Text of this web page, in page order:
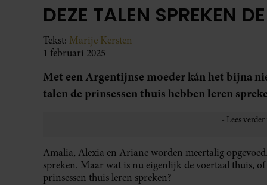
DEZE TALEN SPREKEN
Tekst: Marije Kersten
1 februari 2025
Met een Argentijnse moeder kán het bijna
talen de prinsessen thuis hebben leren
Amalia, Alexia en Ariane worden meertalig
spreken. Maar wat is nu eigenlijk de voertaal thuis,
prinsessen thuis leren spreken?